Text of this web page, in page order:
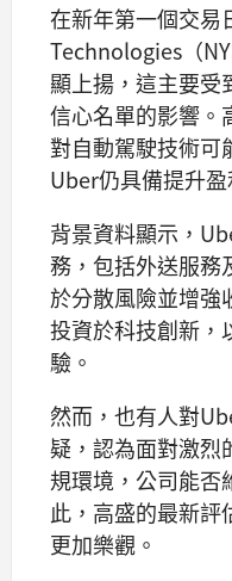
在新年第一個交易
Technologies（
顯上揚，這主要受
信心名單的影響。
對自動駕駛技術可
Uber仍具備提升盈
背景資料顯示，
務，包括外送服務
於分散風險並增強
投資於科技創新，
驗。
然而，也有人對
疑，認為面對激烈
規環境，公司能否
此，高盛的最新
更加樂觀。